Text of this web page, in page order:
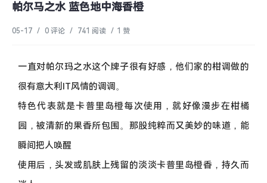
帕尔马之水 蓝色地中海香橙
05-17 / 0 评论 / 741 阅读 / 1 赞
一直对帕尔玛之水这个牌子很有好感，他们家的柑调做的
很有意大利IT风情的调调。
特色代表就是卡普里岛橙每次使用，就好像漫步在柑橘
园，被清新的果香所包围。那股纯粹而又美妙的味道，能
瞬间把人唤醒
使用后，头发或肌肤上残留的淡淡卡普里岛橙香，持久而